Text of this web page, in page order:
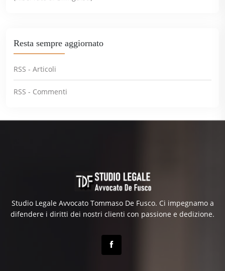
Resta sempre aggiornato
RSS - Articoli
RSS - Commenti
Studio Legale Avvocato Tommaso De Fusco. Ci impegnamo a
difendere i diritti dei nostri clienti con passione e dedizione.